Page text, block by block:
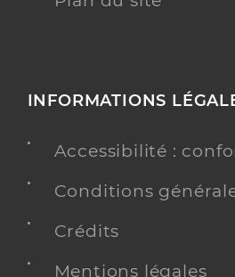
INFORMATIONS
Accessibilité :
Conditions
Crédits
Mentions légales